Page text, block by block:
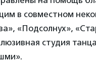
в совместном
«Подсолнух»,
студия